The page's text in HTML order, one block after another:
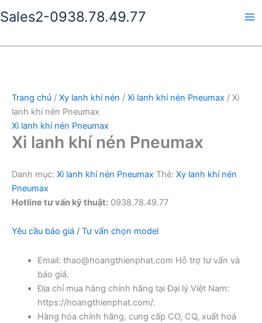
tới
dung
Sales2-0938.78.49.77
Trang chủ / Xy lanh khí nén / Xi lanh khí nén Pneumax / Xi
lanh khí nén Pneumax
Xi lanh khí nén Pneumax
Xi lanh khí nén Pneumax
Danh mục: Xi lanh khí nén Pneumax Thẻ: Xy lanh khí nén
Pneumax
Hotline tư vấn kỹ thuật: 0938.78.49.77
Yêu cầu báo giá / Tư vấn chọn model
Email: thao@hoangthienphat.com Hỗ trợ tư vấn và
báo giá.
Địa chỉ mua hàng chính hãng tại Đại lý Việt Nam:
https://hoangthienphat.com/.
Hàng hóa chính hãng, cung cấp CO, CQ, xuất hoá